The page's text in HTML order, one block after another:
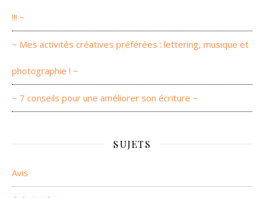
!!! ~
~ Mes activités créatives préférées : lettering, musique et
photographie ! ~
~ 7 conseils pour une améliorer son écriture ~
SUJETS
Avis